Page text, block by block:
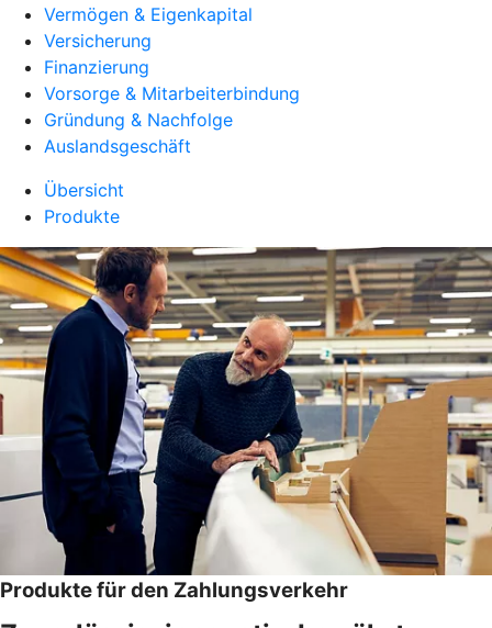
Vermögen & Eigenkapital
Versicherung
Finanzierung
Vorsorge & Mitarbeiterbindung
Gründung & Nachfolge
Auslandsgeschäft
Übersicht
Produkte
Produkte für den Zahlungsverkehr